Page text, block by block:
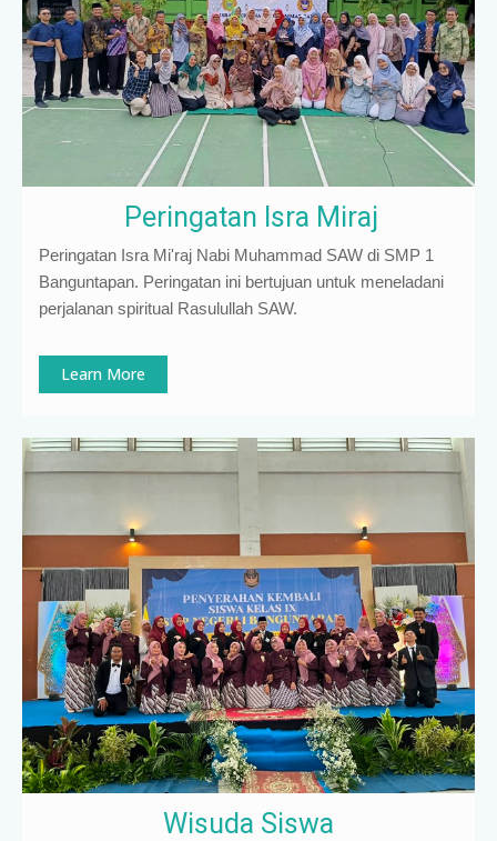
Peringatan Isra Miraj
Peringatan Isra Mi'raj Nabi Muhammad SAW di SMP 1
Banguntapan. Peringatan ini bertujuan untuk meneladani
perjalanan spiritual Rasulullah SAW.
Learn More
Wisuda Siswa